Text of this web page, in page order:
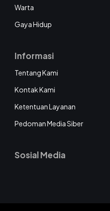
Warta
Gaya Hidup
Informasi
Tentang Kami
Kontak Kami
Ketentuan Layanan
Pedoman Media Siber
Sosial Media